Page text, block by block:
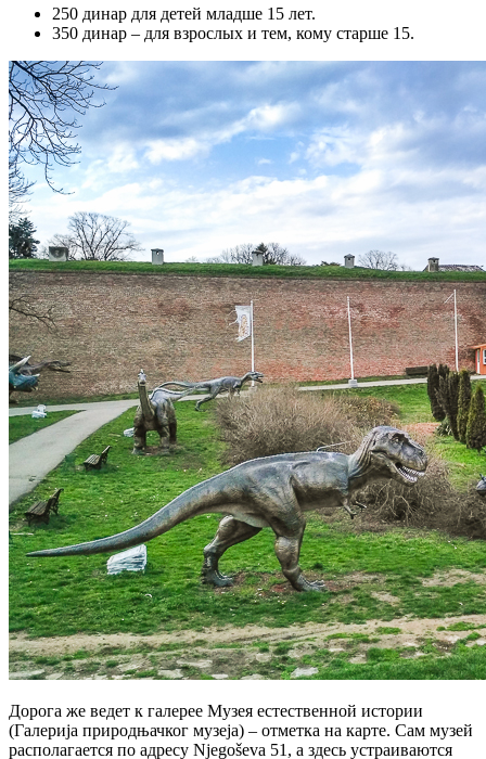
250 динар для детей младше 15 лет.
350 динар – для взрослых и тем, кому старше 15.
Дорога же ведет к галерее Музея естественной истории
(Галерија природњачког музеја) – отметка на карте. Сам музей
располагается по адресу Njegoševa 51, а здесь устраиваются